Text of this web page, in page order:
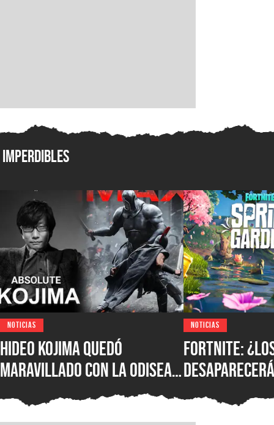
Imperdibles
NOTICIAS
Hideo Kojima quedó
maravillado con La Odisea
de Christopher Nolan: “Fue
magnífica”
NOTICIAS
Fortnite:
temporada?
confirmó